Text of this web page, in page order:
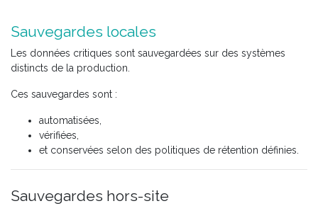
Sauvegardes locales
Les données critiques sont sauvegardées sur des systèmes
distincts de la production.
Ces sauvegardes sont :
automatisées,
vérifiées,
et conservées selon des politiques de rétention définies.
Sauvegardes hors-site